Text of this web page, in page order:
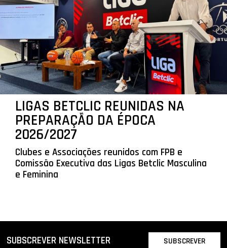
LIGAS BETCLIC REUNIDAS NA
PREPARAÇÃO DA ÉPOCA
2026/2027
Clubes e Associações reunidos com FPB e
Comissão Executiva das Ligas Betclic Masculina
e Feminina
SUBSCREVER NEWSLETTER SUBSCREVER